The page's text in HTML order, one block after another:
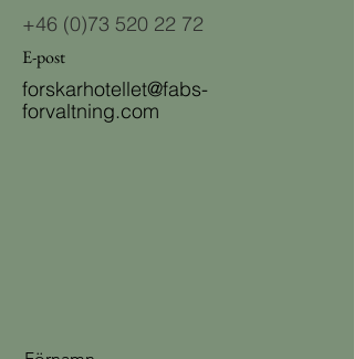
+46 (0)73 520 22 72
E-post
forskarhotellet@fabs-
forvaltning.com